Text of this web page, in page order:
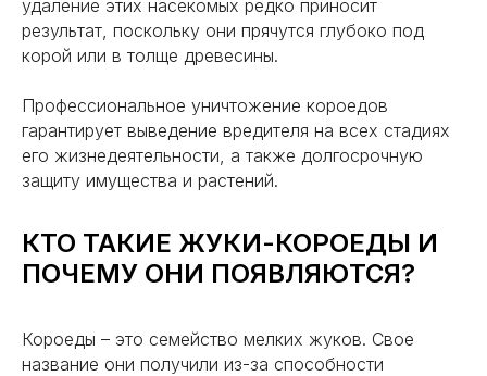
удаление этих насекомых редко приносит
результат, поскольку они прячутся глубоко под
корой или в толще древесины.
Профессиональное уничтожение короедов
гарантирует выведение вредителя на всех стадиях
его жизнедеятельности, а также долгосрочную
защиту имущества и растений.
КТО ТАКИЕ ЖУКИ-КОРОЕДЫ И
ПОЧЕМУ ОНИ ПОЯВЛЯЮТСЯ?
Короеды – это семейство мелких жуков. Свое
название они получили из-за способности
НАШИ АКЦИИ
получите скидку 20% для вашего
дома.
20% 10%
пенсионеров при предъявлении
пенсионного удостоверения.